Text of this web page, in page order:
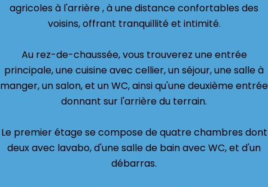
agricoles à l'arrière , à une distance confortables des
voisins, offrant tranquillité et intimité.
Au rez-de-chaussée, vous trouverez une entrée
principale, une cuisine avec cellier, un séjour, une salle à
manger, un salon, et un WC, ainsi qu'une deuxième entrée
donnant sur l'arrière du terrain.
Le premier étage se compose de quatre chambres dont
deux avec lavabo, d'une salle de bain avec WC, et d'un
débarras.